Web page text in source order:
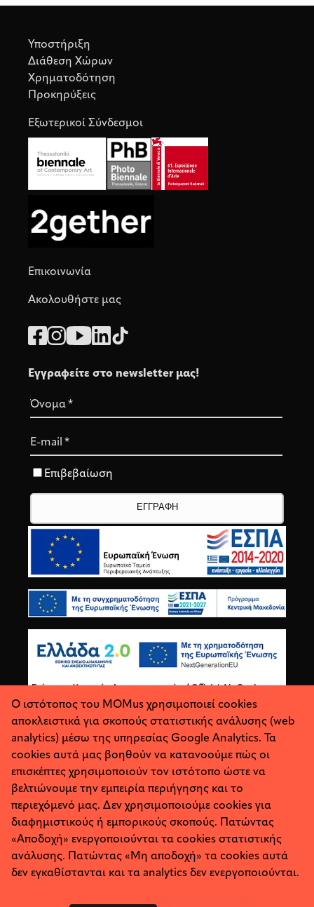
Υποστήριξη
Διάθεση Χώρων
Χρηματοδότηση
Προκηρύξεις
Εξωτερικοί Σύνδεσμοι
Επικοινωνία
Ακολουθήστε μας
Εγγραφείτε στο newsletter μας!
Όνομα*
E-mail *
Επιβεβαίωση
Προσωπικά Δεδομένα
Ο ιστότοπος του MOMus χρησιμοποιεί cookies
αποκλειστικά για σκοπούς στατιστικής ανάλυσης (web
analytics) μέσω της υπηρεσίας Google Analytics. Τα
cookies αυτά μας βοηθούν να κατανοούμε πώς οι
επισκέπτες χρησιμοποιούν τον ιστότοπο ώστε να
βελτιώνουμε την εμπειρία περιήγησης και το
περιεχόμενό μας. Δεν χρησιμοποιούμε cookies για
διαφημιστικούς ή εμπορικούς σκοπούς. Πατώντας
«Αποδοχή» ενεργοποιούνται τα cookies στατιστικής
ανάλυσης. Πατώντας «Μη αποδοχή» τα cookies αυτά
δεν εγκαθίστανται και τα analytics δεν ενεργοποιούνται.